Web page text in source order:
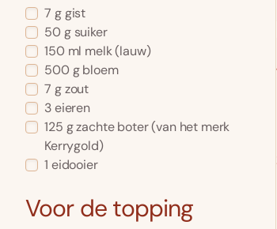
7 g gist
50 g suiker
150 ml melk(lauw)
500 g bloem
7 g zout
3eieren
125 gzachte boter(van het merk
Kerrygold)
1 eidooier
Voor de topping